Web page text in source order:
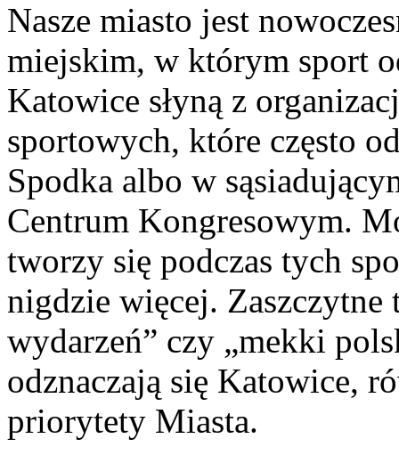
Nasze miasto jest
miejskim, w którym sport
Katowice słyną z
sportowych, które często
Spodka albo w
Centrum Kongresowym.
tworzy się podczas tych
nigdzie więcej. Zaszczytne
wydarzeń” czy „mekki
odznaczają się Katowice,
priorytety Miasta.